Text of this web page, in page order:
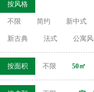
按风格
不限 简约 新中式
新古典 法式 公寓风
按面积 不限 50㎡